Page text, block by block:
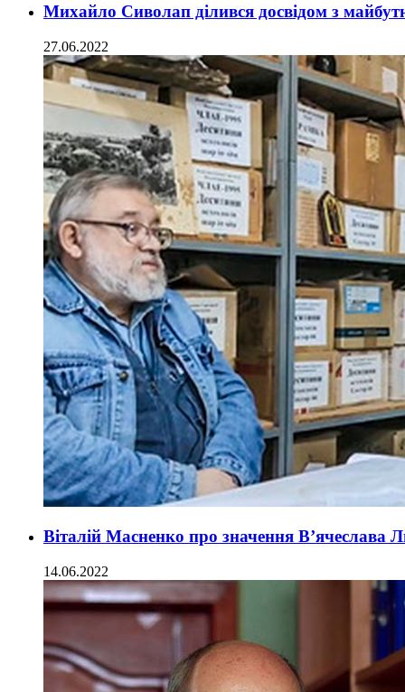
Михайло Сиволап ділився досвідом з
27.06.2022
Віталій Масненко про значення В’ячеслава
14.06.2022